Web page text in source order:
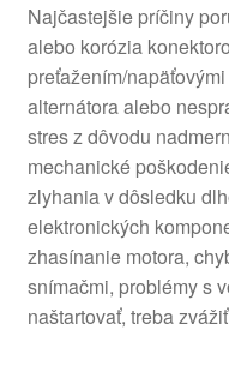
Najčastejšie príčiny
alebo korózia
preťažením/
alternátora alebo
stres z dôvodu
mechanické
zlyhania v dôsledku
elektronických
zhasínanie motora,
snímačmi, problémy s
naštartovať, treba